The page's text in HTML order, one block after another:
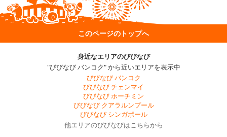
このページのトップへ
身近なエリアのびびなび
"びびなび バンコク" から近いエリアを表示中
びびなび バンコク
びびなび チェンマイ
びびなび ホーチミン
びびなび クアラルンプール
びびなび シンガポール
他エリアのびびなびはこちらから